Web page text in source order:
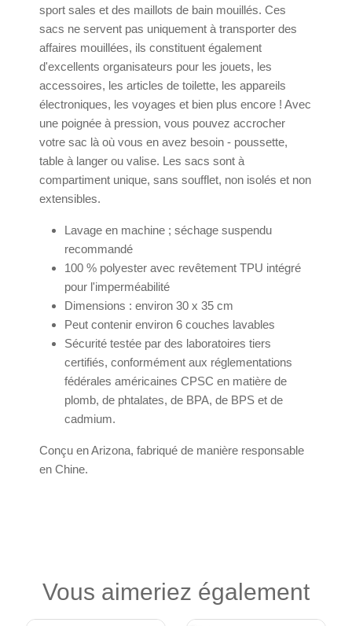
sport sales et des maillots de bain mouillés. Ces
sacs ne servent pas uniquement à transporter des
affaires mouillées, ils constituent également
d'excellents organisateurs pour les jouets, les
accessoires, les articles de toilette, les appareils
électroniques, les voyages et bien plus encore ! Avec
une poignée à pression, vous pouvez accrocher
votre sac là où vous en avez besoin - poussette,
table à langer ou valise. Les sacs sont à
compartiment unique, sans soufflet, non isolés et non
extensibles.
Lavage en machine ; séchage suspendu
recommandé
100 % polyester avec revêtement TPU intégré
pour l'imperméabilité
Dimensions : environ 30 x 35 cm
Peut contenir environ 6 couches lavables
Sécurité testée par des laboratoires tiers
certifiés, conformément aux réglementations
fédérales américaines CPSC en matière de
plomb, de phtalates, de BPA, de BPS et de
cadmium.
Conçu en Arizona, fabriqué de manière responsable
en Chine.
Vous aimeriez également